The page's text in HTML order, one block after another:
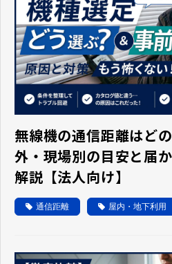
無線機の通信距離はど
外・現場別の目安と届
解説【法人向け】
通信距離 屋内・地下利用